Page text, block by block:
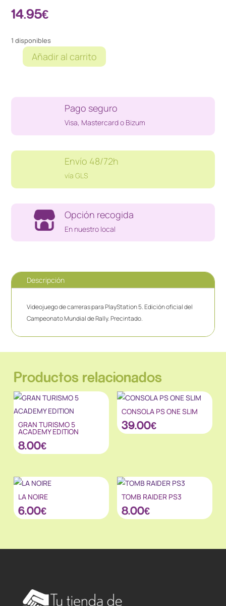
14.95€
1 disponibles
WRC
OFFICIAL
cantidad
Añadir al carrito
Pago seguro
Visa, Mastercard o Bizum
Envío 48/72h
vía GLS
Opción recogida
En nuestro local
Descripción
Videojuego de carreras para PlayStation 5. Edición oficial del
Campeonato Mundial de Rally. Precintado.
Productos relacionados
GRAN TURISMO 5
ACADEMY EDITION
8.00€
CONSOLA PS ONE SLIM
39.00€
LA NOIRE
6.00€
TOMB RAIDER PS3
8.00€